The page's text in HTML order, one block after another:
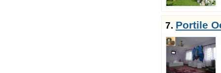
7. Portile